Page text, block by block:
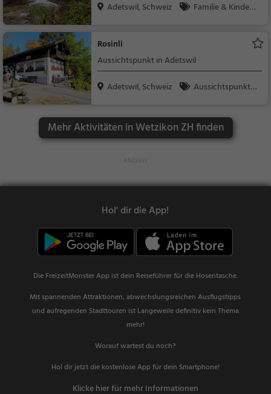
Adetswil, Schweiz
Familie & Kinder,
Rosinli
Aussichtspunkt in Adetswil
Adetswil, Schweiz
Aussichtspunkt, F
r
Mehr Aktivitäten in Wetzikon ZH finden
Hol' dir die App!
Die FreizeitMonster App ist dein Reiseführer für die Hosentasche.
Mit spannenden Attraktionen, abwechslungsreichen Ausflugstipps
und aufregenden Stadttouren ist Langeweile definitiv kein Thema
mehr!
Worauf wartest du noch?
Hol dir jetzt die kostenlose App für dein Smartphone!
Klicke hier für mehr Informationen